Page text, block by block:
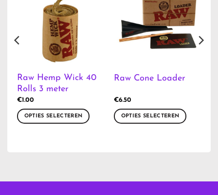
Raw Hemp Wick 40
Rolls 3 meter
€1.00
OPTIES SELECTEREN
Raw Cone Loader
€6.50
OPTIES SELECTEREN